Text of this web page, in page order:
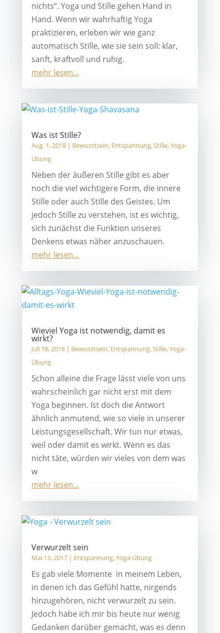
nichts“. Yoga und Stille gehen Hand in
Hand. Wenn wir wahrhaftig Yoga
praktizieren, erleben wir wie ganz
automatisch Stille, wie sie sein soll: klar,
sanft, kraftvoll und ruhig.
mehr lesen...
Was ist Stille?
Aug. 1, 2018| Bewusstsein, Entspannung,Stille,Yoga-
Übung
Neben der äußeren Stille gibt es aber
noch die viel wichtigere Form, die innere
Stille oder auch Stille des Geistes. Um
jedoch Stille zu verstehen, ist es wichtig,
sich zunächst die Funktion unseres
Denkens etwas näher anzuschauen.
mehr lesen...
Wieviel Yoga ist notwendig, damit es
wirkt?
Juli 18, 2018| Bewusstsein, Entspannung,Stille,Yoga-
Übung
Schon alleine die Frage lässt viele von uns
wahrscheinlich gar nicht erst mit dem
Yoga beginnen. Ist doch die Antwort
ähnlich anmutend, wie so viele in unserer
Leistungsgesellschaft. Wir tun nur etwas,
weil oder damit es wirkt. Wenn es das
nicht täte, würden wir vieles von dem was
w
mehr lesen...
Verwurzelt sein
Mai 13, 2017| Entspannung,Yoga-Übung
Es gab viele Momente in meinem Leben,
in denen ich das Gefühl hatte, nirgends
hinzugehören, nicht verwurzelt zu sein.
Jedoch habe ich mir bis heute nur wenig
Gedanken darüber gemacht, was es denn